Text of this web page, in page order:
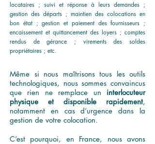
locataires ; suivi et réponse à leurs demandes ;
gestion des départs ; maintien des colocations en
bon état ; gestion et paiement des fournisseurs ;
encaissement et quittancement des loyers ; comptes
rendus de gérance ; virements des soldes
propriétaires ; etc.
Même si nous maîtrisons tous les outils
technologiques, nous sommes convaincus
que rien ne remplace un interlocuteur
physique et disponible rapidement,
notamment en cas d’urgence dans la
gestion de votre colocation.
C’est pourquoi, en France, nous avons